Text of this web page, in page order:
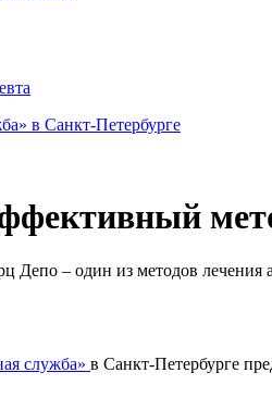
в Санкт-Петербурге
Депо – один из методов
служба» в Санкт-Петербурге